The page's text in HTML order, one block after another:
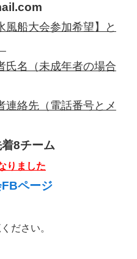
風船大会参加希望】と
氏名（未成年者の場合
連絡先（電話番号とメ
8チーム
りました
ページ
ださい。